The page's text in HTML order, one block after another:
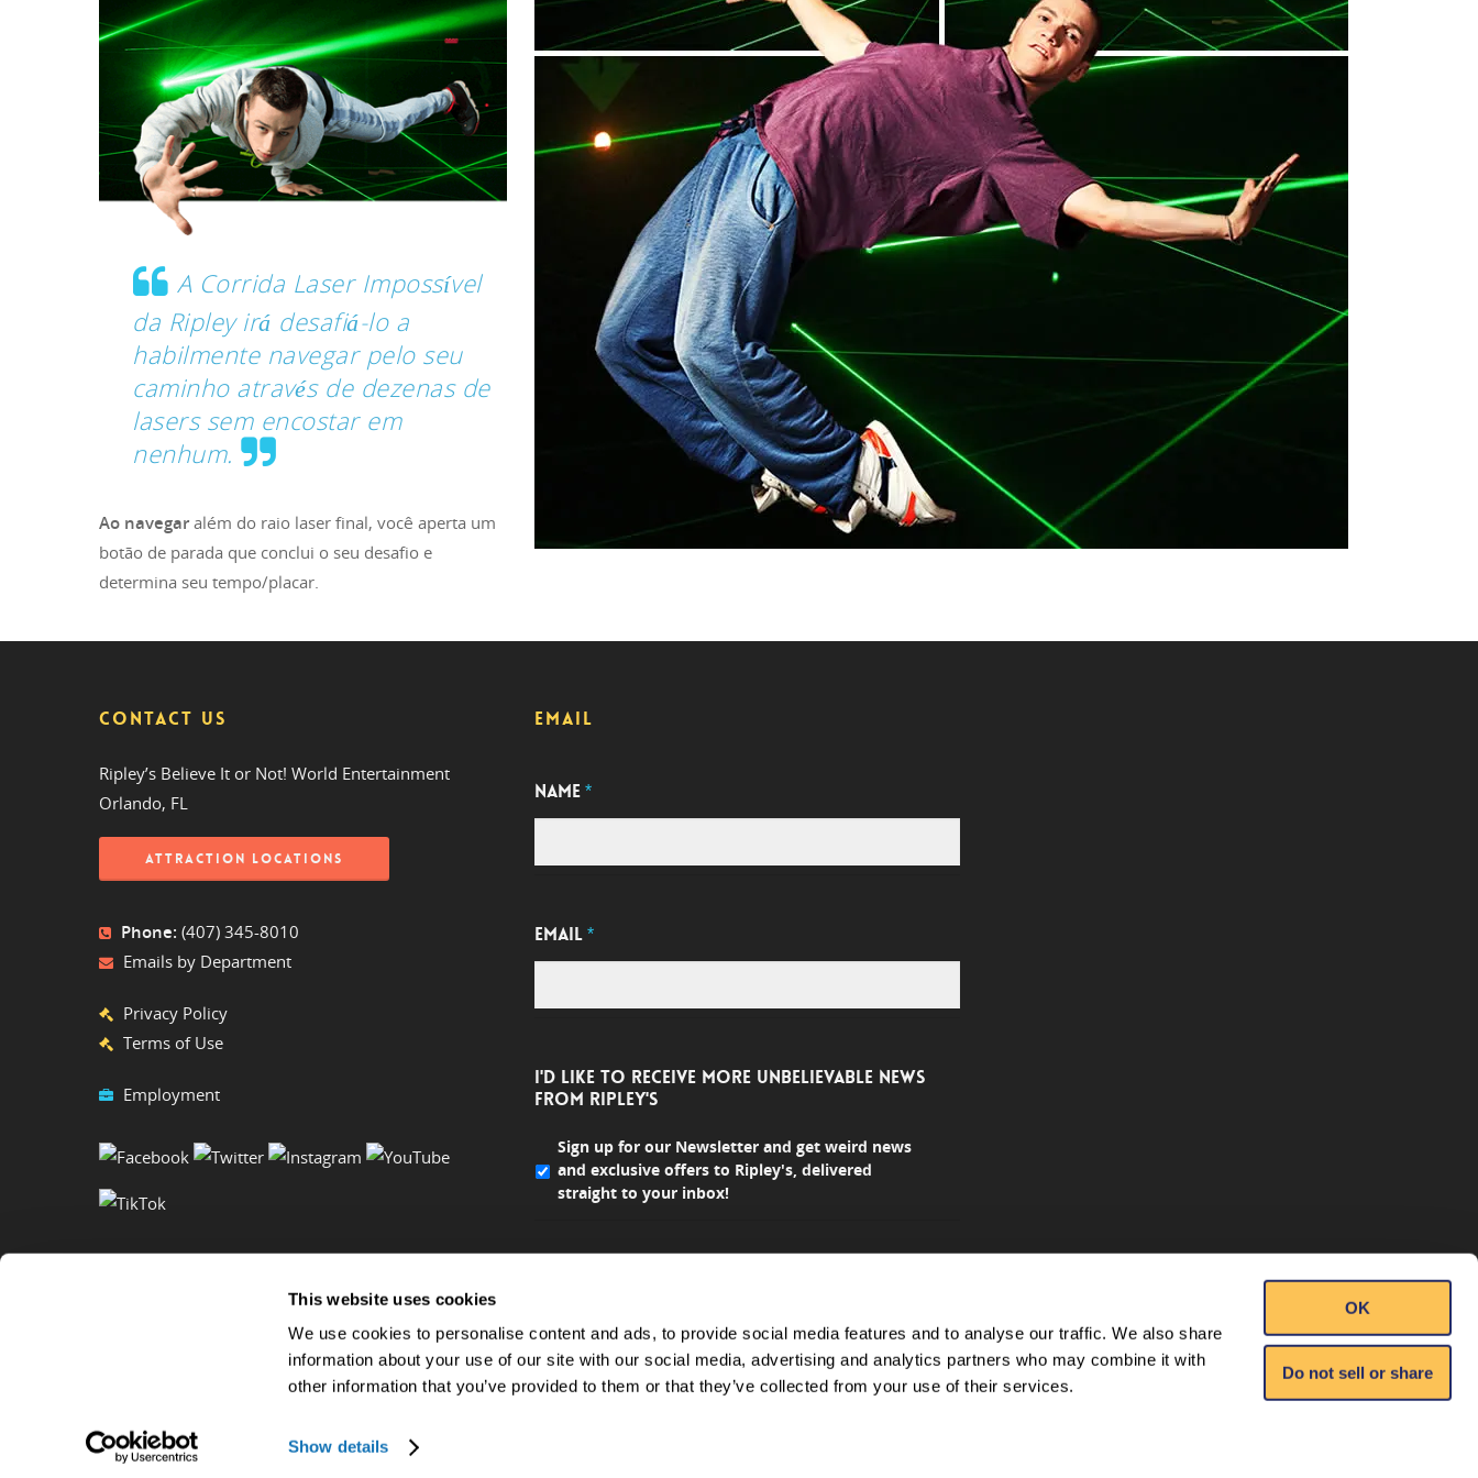
This website uses cookies
We use cookies to personalise content and ads, to provide social media features and to analyse our traffic. We also share
information about your use of our site with our social media, advertising and analytics partners who may combine it with
other information that you’ve provided to them or that they’ve collected from your use of their services.
Show details
OK
Do not sell or share
A Corrida Laser Impossível
da Ripley irá desafiá-lo a
habilmente navegar pelo seu
caminho através de dezenas de
lasers sem encostar em
nenhum.
Ao navegar além do raio laser final, você aperta um
botão de parada que conclui o seu desafio e
determina seu tempo/placar.
CONTACT US
Ripley’s Believe It or Not! World Entertainment
Orlando, FL
ATTRACTION LOCATIONS
Phone: (407) 345-8010
Emails by Department
Privacy Policy
Terms of Use
Employment
EMAIL
NAME *
EMAIL *
I'D LIKE TO RECEIVE MORE UNBELIEVABLE NEWS
FROM RIPLEY'S
Sign up for our Newsletter and get weird news
and exclusive offers to Ripley's, delivered
straight to your inbox!
Copyright ©2023 Ripley's Believe It or Not! World Entertainment. All rights reserved.